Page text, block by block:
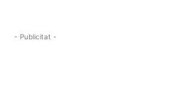
- Publicitat -